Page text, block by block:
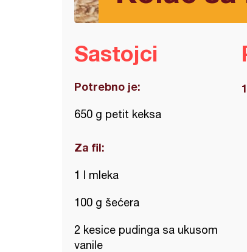
Sastojci
Potrebno je:
650 g petit keksa
Za fil:
1 l mleka
100 g šećera
2 kesice pudinga sa ukusom
vanile